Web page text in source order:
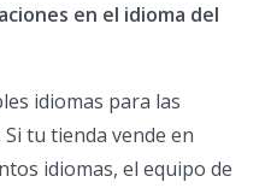
en el idioma del
idiomas para las
tu tienda vende en
idiomas, el equipo de